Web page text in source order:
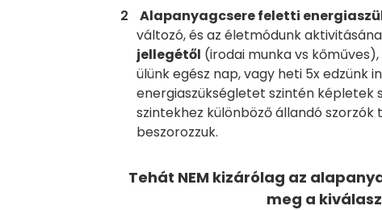
Alapanyagcsere feletti
változó, és az életmódunk
jellegétől (irodai munka vs
ülünk egész nap, vagy heti 5x
energiaszükségletet szintén képletek
szintekhez különböző állandó
beszorozzuk.
Tehát NEM kizárólag az
meg a